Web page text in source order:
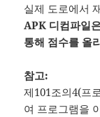
실제 도로에서
APK 디컴파일
통해 점수를 올
참고:
제101조의4(프
여 프로그램을